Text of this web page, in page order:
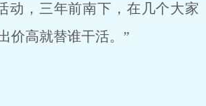
，三年前南下，在几个大家
价高就替谁干活。”